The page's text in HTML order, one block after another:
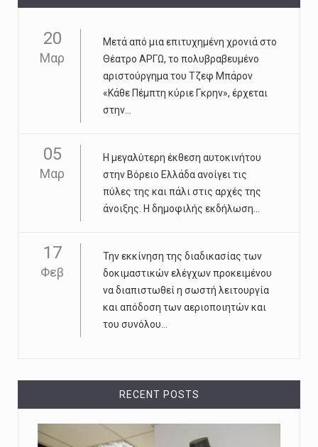
20
Μαρ
Μετά από μια επιτυχημένη χρονιά στο
Θέατρο ΑΡΓΩ, το πολυβραβευμένο
αριστούργημα του Τζεφ Μπάρον
«Κάθε Πέμπτη κύριε Γκρην», έρχεται
στην...
05
Μαρ
Η μεγαλύτερη έκθεση αυτοκινήτου
στην Βόρειο Ελλάδα ανοίγει τις
πύλες της και πάλι στις αρχές της
άνοιξης. Η δημοφιλής εκδήλωση...
17
Φεβ
Την εκκίνηση της διαδικασίας των
δοκιμαστικών ελέγχων προκειμένου
να διαπιστωθεί η σωστή λειτουργία
και απόδοση των αεριοποιητών και
του συνόλου...
RECENT POSTS